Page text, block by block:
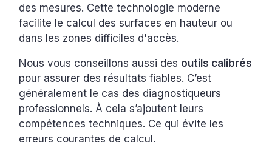
des mesures. Cette technologie moderne
facilite le calcul des surfaces en hauteur ou
dans les zones difficiles d'accès.
Nous vous conseillons aussi des outils calibrés
pour assurer des résultats fiables. C’est
généralement le cas des diagnostiqueurs
professionnels. À cela s’ajoutent leurs
compétences techniques. Ce qui évite les
erreurs courantes de calcul.